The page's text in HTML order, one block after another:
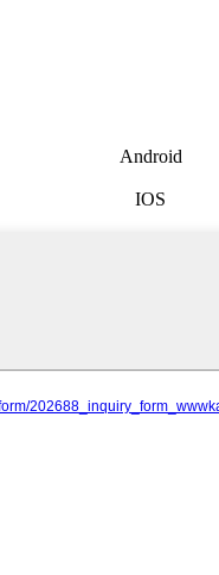
Android
IOS